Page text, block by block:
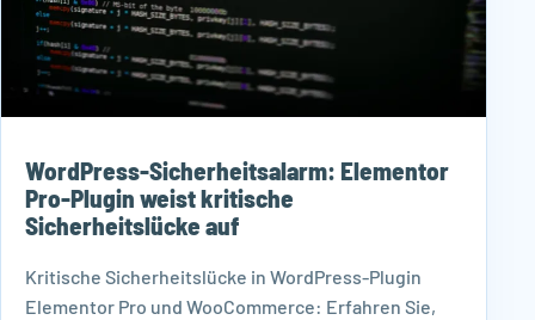
WordPress-Sicherheitsalarm: Elementor
Pro-Plugin weist kritische
Sicherheitslücke auf
Kritische Sicherheitslücke in WordPress-Plugin
Elementor Pro und WooCommerce: Erfahren Sie,